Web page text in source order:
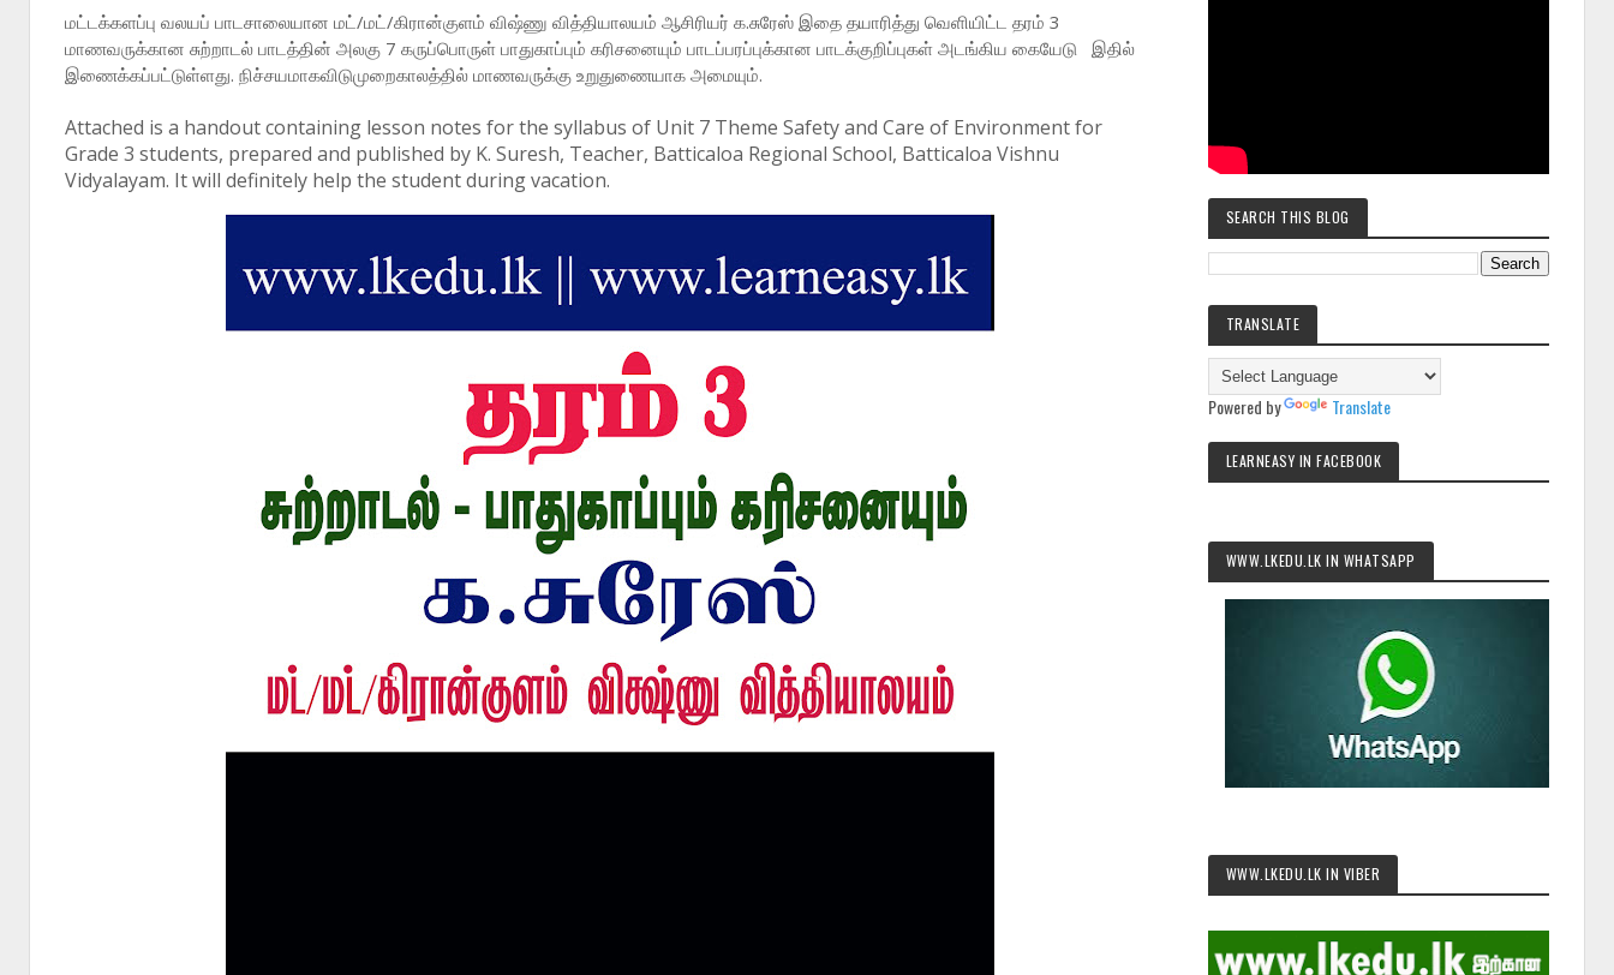
மட்டக்களப்பு வலயப் பாடசாலையான மட்/மட்/கிரான்குளம் விஷ்ணு வித்தியாலயம் ஆசிரியர் க.சுரேஸ் இதை தயாரித்து வெளியிட்ட தரம் 3
மாணவருக்கான சுற்றாடல் பாடத்தின் அலகு 7 கருப்பொருள் பாதுகாப்பும் கரிசனையும் பாடப்பரப்புக்கான பாடக்குறிப்புகள் அடங்கிய கையேடு இதில்
இணைக்கப்பட்டுள்ளது. நிச்சயமாகவிடுமுறைகாலத்தில் மாணவருக்கு உறுதுணையாக அமையும்.
Attached is a handout containing lesson notes for the syllabus of Unit 7 Theme Safety and Care of Environment for
Grade 3 students, prepared and published by K. Suresh, Teacher, Batticaloa Regional School, Batticaloa Vishnu
Vidyalayam. It will definitely help the student during vacation.
SEARCH THIS BLOG
TRANSLATE
Powered by Translate
LEARNEASY IN FACEBOOK
WWW.LKEDU.LK IN WHATSAPP
WWW.LKEDU.LK IN VIBER